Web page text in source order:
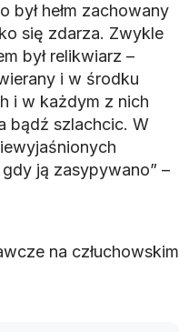
hełm zachowany
się zdarza. Zwykle
był relikwiarz –
i w środku
i w każdym z nich
bądź szlachcic. W
ją zasypywano” –
na człuchowskim